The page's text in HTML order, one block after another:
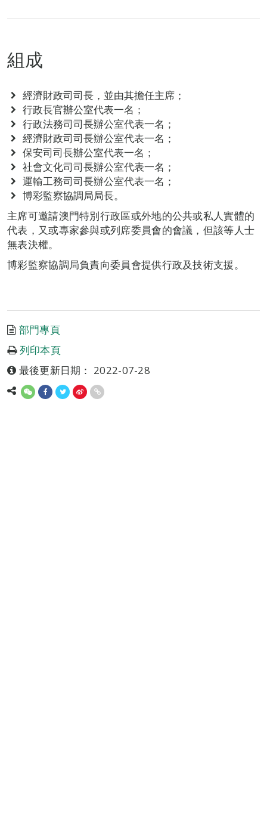
組成
經濟財政司司長，並由其擔任主席；
行政長官辦公室代表一名；
行政法務司司長辦公室代表一名；
經濟財政司司長辦公室代表一名；
保安司司長辦公室代表一名；
社會文化司司長辦公室代表一名；
運輸工務司司長辦公室代表一名；
博彩監察協調局局長。
主席可邀請澳門特別行政區或外地的公共或私人實體的
代表，又或專家參與或列席委員會的會議，但該等人士
無表決權。
博彩監察協調局負責向委員會提供行政及技術支援。
部門專頁
列印本頁
最後更新日期： 2022-07-28